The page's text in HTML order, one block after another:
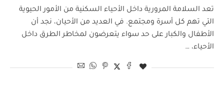
تعد السلامة المرورية داخل الأحياء السكنية من الأمور الحيوية
التي تهم كل أسرة ومجتمع. في العديد من الأحيان، نجد أن
الأطفال والكبار على حد سواء يتعرضون لمخاطر الطرق داخل
الأحياء، …